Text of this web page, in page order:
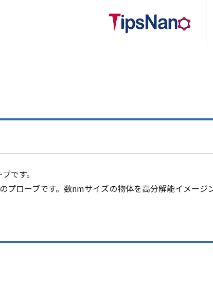
です。
ローブです。数nmサイズの物体を高分解能イメージ